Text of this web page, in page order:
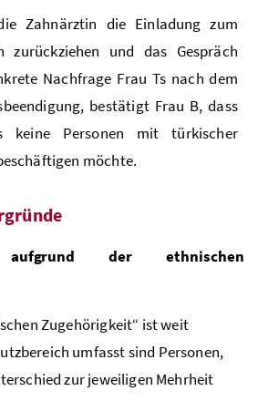
Zahnärztin die Einladung zum
zurückziehen und das Gespräch
Nachfrage Frau Ts nach dem
bestätigt Frau B, dass
Personen mit türkischer
möchte.
aufgrund der ethnischen
Zugehörigkeit“ ist weit
umfasst sind Personen,
zur jeweiligen Mehrheit